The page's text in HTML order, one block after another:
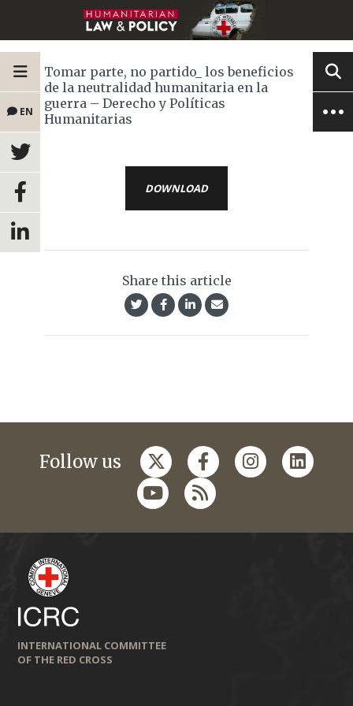
EN
Tomar parte, no partido_ los beneficios
de la neutralidad humanitaria en la
guerra – Derecho y Políticas
Humanitarias
DOWNLOAD
Share this article
Follow us
INTERNATIONAL COMMITTEE
OF THE RED CROSS